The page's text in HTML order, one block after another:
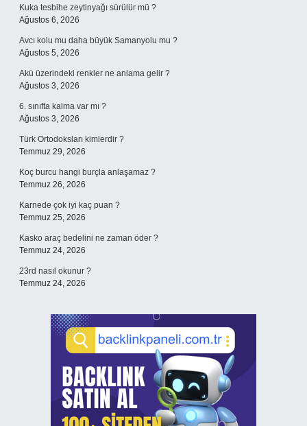
Kuka tesbihe zeytinyağı sürülür mü ?
Ağustos 6, 2026
Avcı kolu mu daha büyük Samanyolu mu ?
Ağustos 5, 2026
Akü üzerindeki renkler ne anlama gelir ?
Ağustos 3, 2026
6. sınıfta kalma var mı ?
Ağustos 3, 2026
Türk Ortodoksları kimlerdir ?
Temmuz 29, 2026
Koç burcu hangi burçla anlaşamaz ?
Temmuz 26, 2026
Karnede çok iyi kaç puan ?
Temmuz 25, 2026
Kasko araç bedelini ne zaman öder ?
Temmuz 24, 2026
23rd nasıl okunur ?
Temmuz 24, 2026